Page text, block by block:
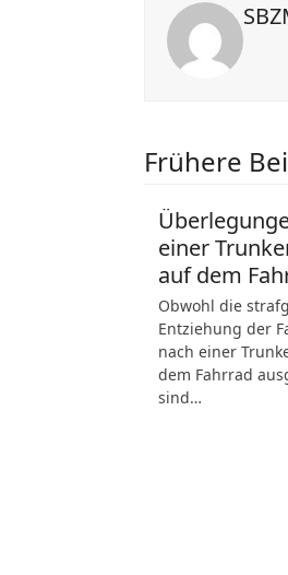
Frühere
einer
auf dem
Obwohl die
Entziehung der
nach einer
dem Fahrrad
sind…